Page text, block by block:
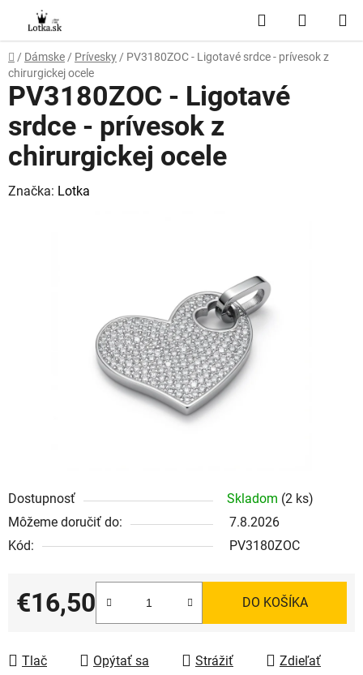
obsah
Hľadať
KOŠÍK
Domov
/ Dámske / Prívesky / PV3180ZOC - Ligotavé srdce - prívesok z
chirurgickej ocele
Dostupnosť Skladom (2 ks)
Môžeme doručiť do:
7.8.2026
Kód:
PV3180ZOC
€16,50
Jednotková cena:
DO KOŠÍKA
Tlač Opýtať sa Strážiť Zdieľať
PV3180ZOC - Ligotavé
srdce - prívesok z
chirurgickej ocele
Značka: Lotka